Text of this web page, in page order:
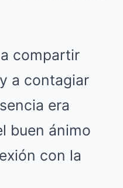
compartir
a contagiar
era
buen ánimo
con la